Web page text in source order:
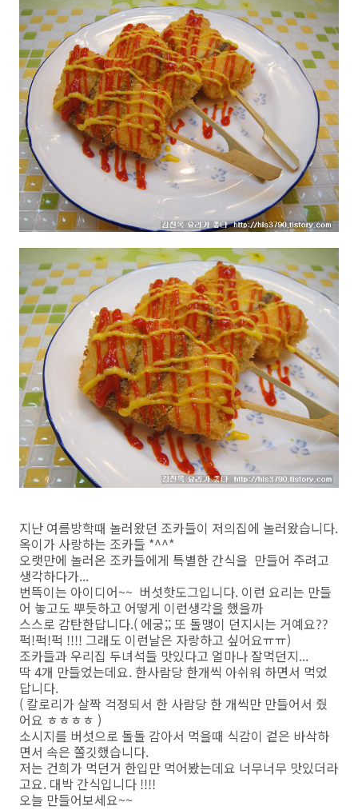
지난 여름방학때 놀러왔던 조카들이 저의집에 놀러왔습니다.
옥이가 사랑하는 조카들 *^^*
오랫만에 놀러온 조카들에게 특별한 간식을 만들어 주려고
생각하다가...
번뜩이는 아이디어~~ 버섯핫도그입니다. 이런 요리는 만들
어 놓고도 뿌듯하고 어떻게 이런생각을 했을까
스스로 감탄한답니다.( 에궁;; 또 돌맹이 던지시는 거예요??
퍽!퍽!퍽 !!!! 그래도 이런날은 자랑하고 싶어요ㅠㅠ)
조카들과 우리집 두녀석들 맛있다고 얼마나 잘먹던지...
딱 4개 만들었는데요. 한사람당 한개씩 아쉬워 하면서 먹었
답니다.
( 칼로리가 살짝 걱정되서 한 사람당 한 개씩만 만들어서 줬
어요 ㅎㅎㅎㅎ )
소시지를 버섯으로 돌돌 감아서 먹을때 식감이 겉은 바삭하
면서 속은 쫄깃했습니다.
저는 건희가 먹던거 한입만 먹어봤는데요 너무너무 맛있더라
고요. 대박 간식입니다 !!!!
오늘 만들어보세요~~